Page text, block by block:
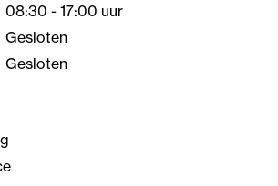
08:30 - 17:00 uur
Gesloten
Gesloten